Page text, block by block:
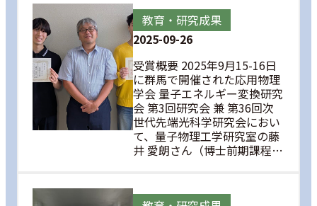
教育・研究成果
2025-09-26
受賞概要 2025年9月15-16日
に群馬で開催された応用物理
学会 量子エネルギー変換研究
会 第3回研究会 兼 第36回次
世代先端光科学研究会におい
て、量子物理工学研究室の藤
井 愛朗さん（博士前期課程…